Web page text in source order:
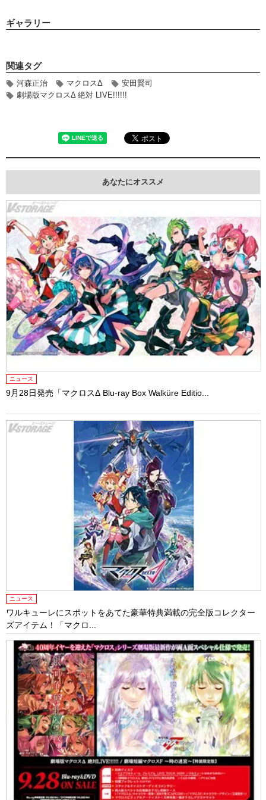
ギャラリー
関連タグ
河森正治 マクロスΔ
安田賢司
劇場版マクロスΔ 絶対 LIVE!!!!!!
あなたにオススメ
ニュース
9月28日発売「マクロスΔ Blu-ray Box Walküre Editio...
ニュース
ワルキューレにスポットをあてた豪華特典満載の完全版コレクター
ズアイテム！「マクロ...